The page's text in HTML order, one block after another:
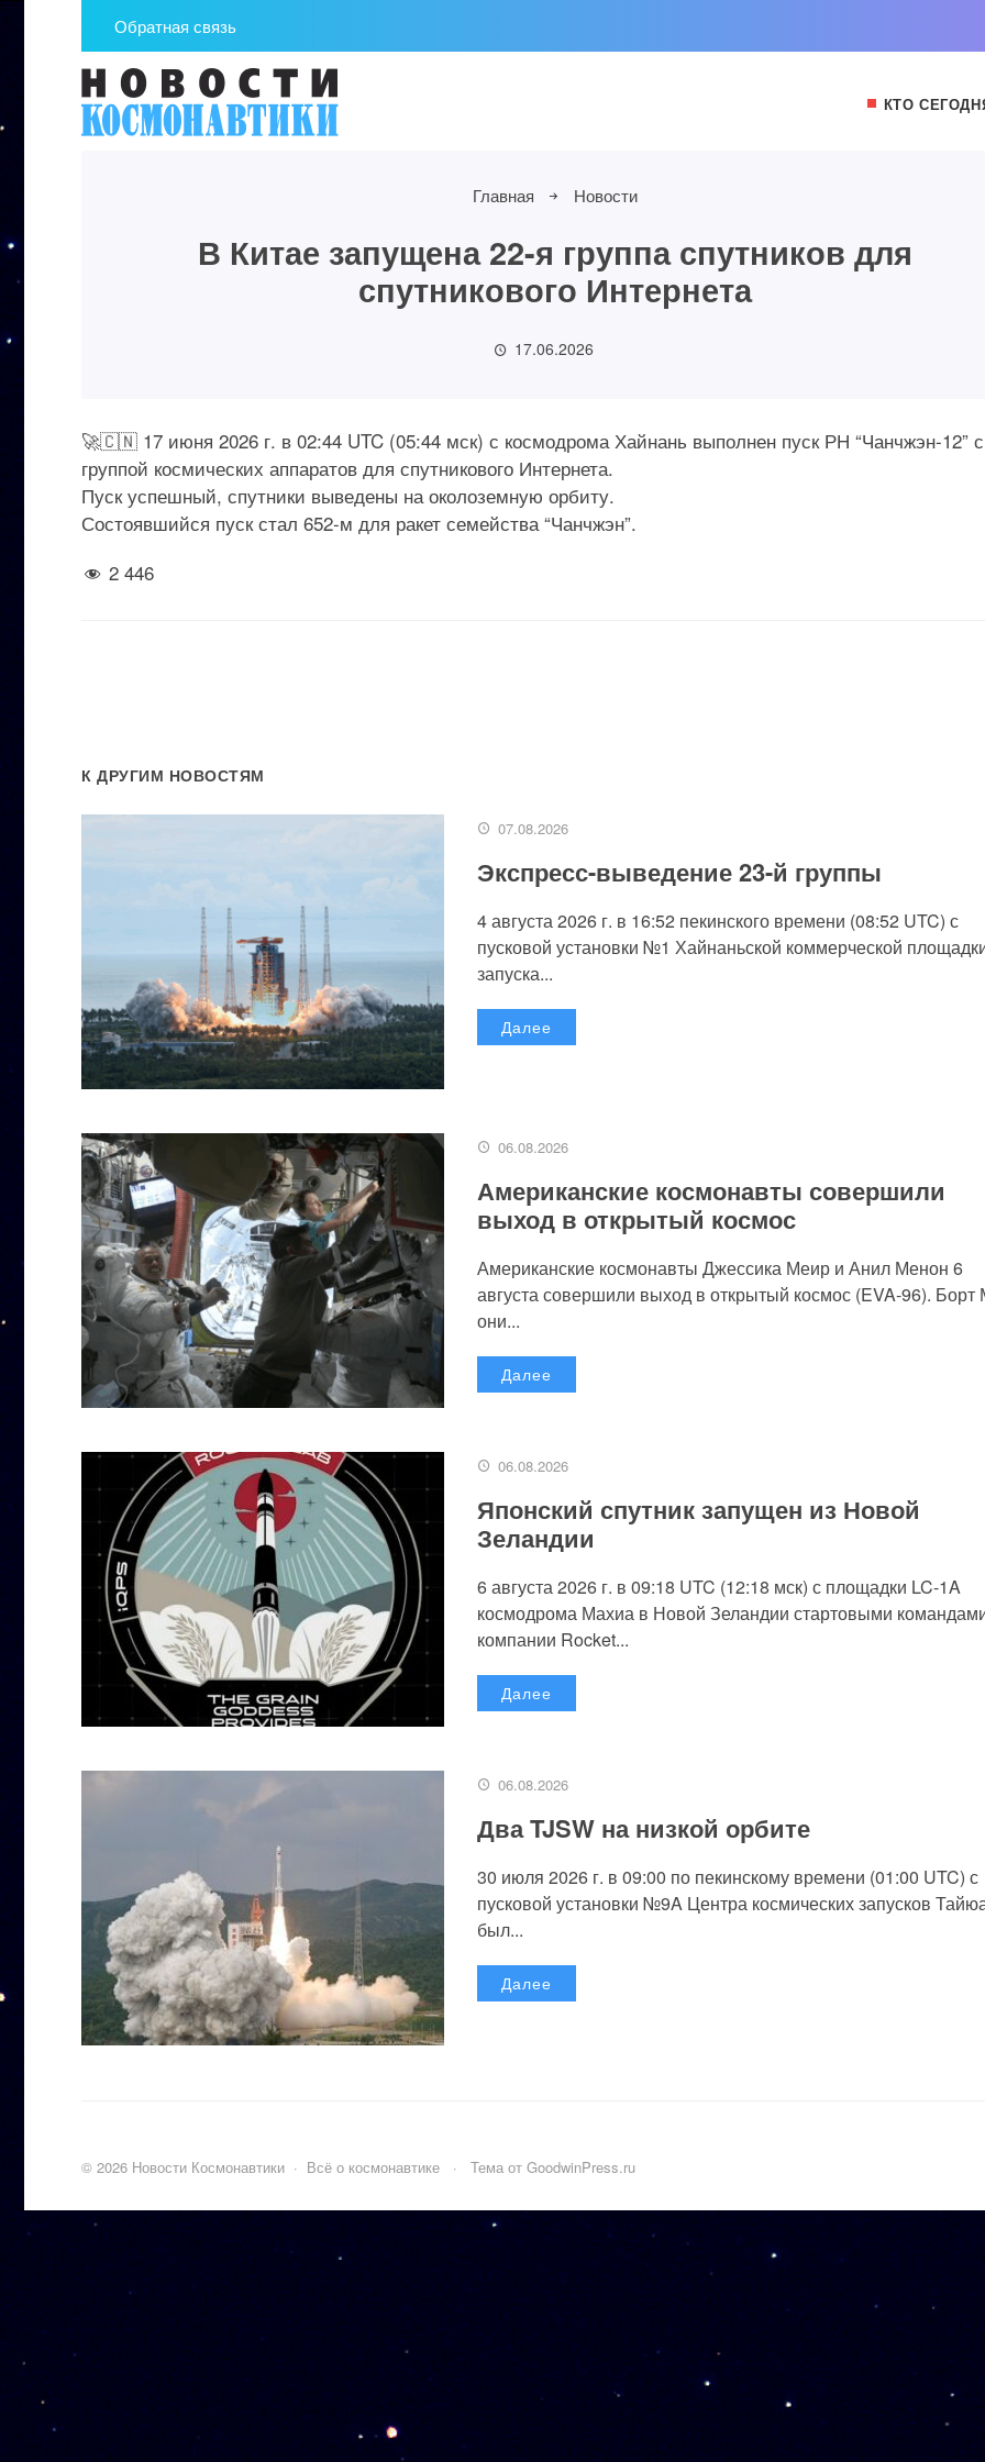
Обратная связь
КТО
Главная Новости
В Китае запущена 22-я группа спутников для
спутникового Интернета
17.06.2026
🚀🇨🇳 17 июня 2026 г. в 02:44 UTC (05:44 мск) с космодрома Хайнань выполнен пуск РН “Чанчжэн-12” с
группой космических аппаратов для спутникового Интернета.
Пуск успешный, спутники выведены на околоземную орбиту.
Состоявшийся пуск стал 652-м для ракет семейства “Чанчжэн”.
2 446
К ДРУГИМ НОВОСТЯМ
07.08.2026
Экспресс-выведение 23-й группы
4 августа 2026 г. в 16:52 пекинского времени (08:52 UTC) с
пусковой установки №1 Хайнаньской коммерческой
запуска...
Далее
06.08.2026
Американские космонавты совершили
выход в открытый космос
Американские космонавты Джессика Меир и Анил Менон 6
августа совершили выход в открытый космос (EVA-96).
они...
Далее
06.08.2026
Японский спутник запущен из Новой
Зеландии
6 августа 2026 г. в 09:18 UTC (12:18 мск) с площадки LC-1A
космодрома Махиа в Новой Зеландии стартовыми
компании Rocket...
Далее
06.08.2026
Два TJSW на низкой орбите
30 июля 2026 г. в 09:00 по пекинскому времени (01:00 UTC) с
пусковой установки №9A Центра космических запусков
был...
Далее
© 2026 Новости Космонавтики · Всё о космонавтике · Тема от GoodwinPress.ru